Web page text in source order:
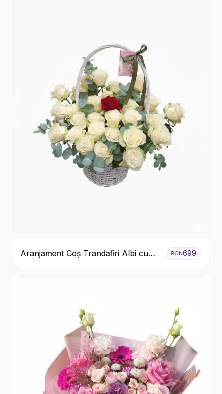
Aranjament Coș Trandafiri Albi cu
Accent Roșu
RON699